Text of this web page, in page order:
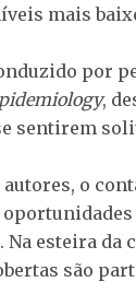
mais
por
,
sentirem
autores, o
Na esteira
são